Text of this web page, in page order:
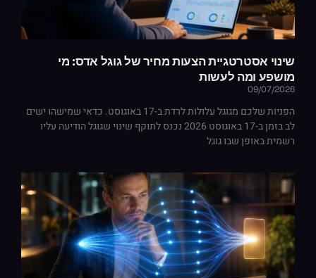
שינוי אסטרטגיית הצעות מחיר של גוגל אדס: מי
מושפע ומה לעשות
09/07/2026
הפניות שלכם מגוגל עלולות לרדת ב-17 באוגוסט. כדאי שמישהו ישים
לב בזמן ב-17 באוגוסט 2026 נכנס לתוקף שינוי שגוגל הודיעה עליו
רשמית באופן שבו גוגל